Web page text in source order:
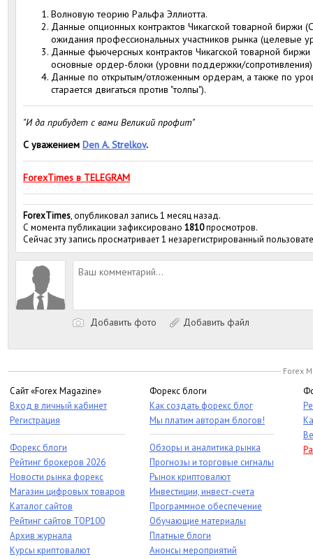
Волновую теорию Ральфа Эллиотта.
Данные опционных контрактов Чикагской товарной биржи
ожидания профессиональных участников рынка (целевые
Данные фьючерсных контрактов Чикагской товарной
основные ордер-блоки (уровни поддержки/
Данные по открытым/отложенным ордерам, а также по
старается двигаться против "толпы").
"И да прибудет с вами Великий профит"
С уважением Den A. Strelkov.
ForexTimes в TELEGRAM
ForexTimes, опубликовал запись 1 месяц назад.
С момента публикации зафиксировано 1810просмотров.
Сейчас эту запись просматривает 1 незарегистрированный
Добавить фото Добавить файл
Forex
Сайт «Forex Magazine»
Вход в личный кабинет
Регистрация
Форекс блоги
Рейтинг брокеров 2026
Новости рынка форекс
Магазин цифровых товаров
Каталог сайтов
Рейтинг сайтов TOP100
Архив журнала
Курсы криптовалют
Форекс блоги
Как создать форекс блог
Мы платим авторам блогов!
Обзоры и аналитика рынка
Прогнозы и торговые сигналы
Рынок криптовалют
Инвестиции, инвест-счета
Программное обеспечение
Обучающие материалы
Платные блоги
Анонсы мероприятий